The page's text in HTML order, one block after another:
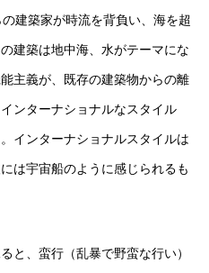
建築家が時流を背負い、海を超
建築は地中海、水がテーマにな
主義が、既存の建築物からの離
ンターナショナルなスタイル
インターナショナルスタイルは
は宇宙船のように感じられるも
と、蛮行（乱暴で野蛮な行い）